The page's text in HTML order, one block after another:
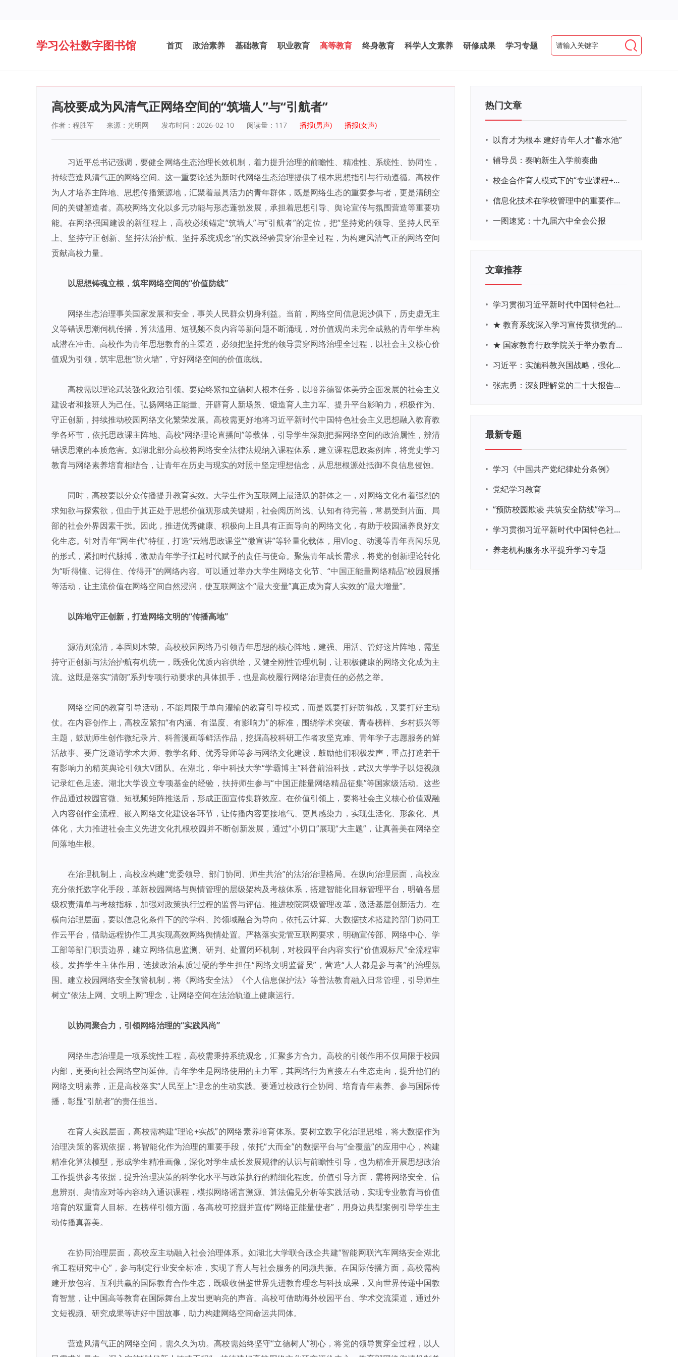
学习公社数字图书馆 首页 政治素养 基础教育 职业教育 高等教育 终身教育 科学人文素养 研修成果 学习专题
高校要成为风清气正网络空间的“筑墙人”与“引航者”
作者：程胜军 来源：光明网 发布时间：2026-02-10 阅读量： 117 播报(男声) 播报(女声)
习近平总书记强调，要健全网络生态治理长效机制，着力提升治理的前瞻性、精准性、系统性、协同性，
持续营造风清气正的网络空间。这一重要论述为新时代网络生态治理提供了根本思想指引与行动遵循。高校作
为人才培养主阵地、思想传播策源地，汇聚着最具活力的青年群体，既是网络生态的重要参与者，更是清朗空
间的关键塑造者。高校网络文化以多元功能与形态蓬勃发展，承担着思想引导、舆论宣传与氛围营造等重要功
能。在网络强国建设的新征程上，高校必须锚定“筑墙人”与“引航者”的定位，把“坚持党的领导、坚持人民至
上、坚持守正创新、坚持法治护航、坚持系统观念”的实践经验贯穿治理全过程，为构建风清气正的网络空间
贡献高校力量。
以思想铸魂立根，筑牢网络空间的“价值防线”
网络生态治理事关国家发展和安全，事关人民群众切身利益。当前，网络空间信息泥沙俱下，历史虚无主
义等错误思潮伺机传播，算法滥用、短视频不良内容等新问题不断涌现，对价值观尚未完全成熟的青年学生构
成潜在冲击。高校作为青年思想教育的主渠道，必须把坚持党的领导贯穿网络治理全过程，以社会主义核心价
值观为引领，筑牢思想“防火墙”，守好网络空间的价值底线。
高校需以理论武装强化政治引领。要始终紧扣立德树人根本任务，以培养德智体美劳全面发展的社会主义
建设者和接班人为己任。弘扬网络正能量、开辟育人新场景、锻造育人主力军、提升平台影响力，积极作为、
守正创新，持续推动校园网络文化繁荣发展。高校需更好地将习近平新时代中国特色社会主义思想融入教育教
学各环节，依托思政课主阵地、高校“网络理论直播间”等载体，引导学生深刻把握网络空间的政治属性，辨清
错误思潮的本质危害。如湖北部分高校将网络安全法律法规纳入课程体系，建立课程思政案例库，将党史学习
教育与网络素养培育相结合，让青年在历史与现实的对照中坚定理想信念，从思想根源处抵御不良信息侵蚀。
同时，高校要以分众传播提升教育实效。大学生作为互联网上最活跃的群体之一，对网络文化有着强烈的
求知欲与探索欲，但由于其正处于思想价值观形成关键期，社会阅历尚浅、认知有待完善，常易受到片面、局
部的社会外界因素干扰。因此，推进优秀健康、积极向上且具有正面导向的网络文化，有助于校园涵养良好文
化生态。针对青年“网生代”特征，打造“云端思政课堂”“微宣讲”等轻量化载体，用Vlog、动漫等青年喜闻乐见
的形式，紧扣时代脉搏，激励青年学子扛起时代赋予的责任与使命。聚焦青年成长需求，将党的创新理论转化
为“听得懂、记得住、传得开”的网络内容。可以通过举办大学生网络文化节、“中国正能量网络精品”校园展播
等活动，让主流价值在网络空间自然浸润，使互联网这个“最大变量”真正成为育人实效的“最大增量”。
以阵地守正创新，打造网络文明的“传播高地”
源清则流清，本固则木荣。高校校园网络乃引领青年思想的核心阵地，建强、用活、管好这片阵地，需坚
持守正创新与法治护航有机统一，既强化优质内容供给，又健全刚性管理机制，让积极健康的网络文化成为主
流。这既是落实“清朗”系列专项行动要求的具体抓手，也是高校履行网络治理责任的必然之举。
网络空间的教育引导活动，不能局限于单向灌输的教育引导模式，而是既要打好防御战，又要打好主动
仗。在内容创作上，高校应紧扣“有内涵、有温度、有影响力”的标准，围绕学术突破、青春榜样、乡村振兴等
主题，鼓励师生创作微纪录片、科普漫画等鲜活作品，挖掘高校科研工作者攻坚克难、青年学子志愿服务的鲜
活故事。要广泛邀请学术大师、教学名师、优秀导师等参与网络文化建设，鼓励他们积极发声，重点打造若干
有影响力的精英舆论引领大V团队。在湖北，华中科技大学“学霸博主”科普前沿科技，武汉大学学子以短视频
记录红色足迹。湖北大学设立专项基金的经验，扶持师生参与“中国正能量网络精品征集”等国家级活动。这些
作品通过校园官微、短视频矩阵推送后，形成正面宣传集群效应。在价值引领上，要将社会主义核心价值观融
入内容创作全流程、嵌入网络文化建设各环节，让传播内容更接地气、更具感染力，实现生活化、形象化、具
体化，大力推进社会主义先进文化扎根校园并不断创新发展，通过“小切口”展现“大主题”，让真善美在网络空
间落地生根。
在治理机制上，高校应构建“党委领导、部门协同、师生共治”的法治治理格局。在纵向治理层面，高校应
充分依托数字化手段，革新校园网络与舆情管理的层级架构及考核体系，搭建智能化目标管理平台，明确各层
级权责清单与考核指标，加强对政策执行过程的监督与评估。推进校院两级管理改革，激活基层创新活力。在
横向治理层面，要以信息化条件下的跨学科、跨领域融合为导向，依托云计算、大数据技术搭建跨部门协同工
作云平台，借助远程协作工具实现高效网络舆情处置。严格落实党管互联网要求，明确宣传部、网络中心、学
工部等部门职责边界，建立网络信息监测、研判、处置闭环机制，对校园平台内容实行“价值观标尺”全流程审
核。发挥学生主体作用，选拔政治素质过硬的学生担任“网络文明监督员”，营造“人人都是参与者”的治理氛
围。建立校园网络安全预警机制，将《网络安全法》《个人信息保护法》等普法教育融入日常管理，引导师生
树立“依法上网、文明上网”理念，让网络空间在法治轨道上健康运行。
以协同聚合力，引领网络治理的“实践风尚”
网络生态治理是一项系统性工程，高校需秉持系统观念，汇聚多方合力。高校的引领作用不仅局限于校园
内部，更要向社会网络空间延伸。青年学生是网络使用的主力军，其网络行为直接左右生态走向，提升他们的
网络文明素养，正是高校落实“人民至上”理念的生动实践。要通过校政行企协同、培育青年素养、参与国际传
播，彰显“引航者”的责任担当。
在育人实践层面，高校需构建“理论+实战”的网络素养培育体系。要树立数字化治理思维，将大数据作为
治理决策的客观依据，将智能化作为治理的重要手段，依托“大而全”的数据平台与“全覆盖”的应用中心，构建
精准化算法模型，形成学生精准画像，深化对学生成长发展规律的认识与前瞻性引导，也为精准开展思想政治
工作提供参考依据，提升治理决策的科学化水平与政策执行的精细化程度。价值引导方面，需将网络安全、信
息辨别、舆情应对等内容纳入通识课程，模拟网络谣言溯源、算法偏见分析等实践活动，实现专业教育与价值
培育的双重育人目标。在榜样引领方面，各高校可挖掘并宣传“网络正能量使者”，用身边典型案例引导学生主
动传播真善美。
在协同治理层面，高校应主动融入社会治理体系。如湖北大学联合政企共建“智能网联汽车网络安全湖北
省工程研究中心”，参与制定行业安全标准，实现了育人与社会服务的同频共振。在国际传播方面，高校需构
建开放包容、互利共赢的国际教育合作生态，既吸收借鉴世界先进教育理念与科技成果，又向世界传递中国教
育智慧，让中国高等教育在国际舞台上发出更响亮的声音。高校可借助海外校园平台、学术交流渠道，通过外
文短视频、研究成果等讲好中国故事，助力构建网络空间命运共同体。
营造风清气正的网络空间，需久久为功。高校需始终坚守“立德树人”初心，将党的领导贯穿全过程，以人
热门文章
• 以育才为根本 建好青年人才“蓄水池”
• 辅导员：奏响新生入学前奏曲
•
校企合作育人模式下的“专业课程+思政教育+党建活动”交叉融合的课程思政教学探索与实践
•
信息化技术在学校管理中的重要作用 ——以贵州省威宁民族中学和校园使用等为例
• 一图速览：十九届六中全会公报
文章推荐
•
学习贯彻习近平新时代中国特色社会主义思想主题教育网络培训
•
★ 教育系统深入学习宣传贯彻党的二十大精神学习专题
•
★ 国家教育行政学院关于举办教育系统深入学习宣传贯彻党的二十大精神专题网络培训的通知
•
习近平：实施科教兴国战略，强化现代化建设人才支撑
•
张志勇：深刻理解党的二十大报告关于教育的新思想、新战略、新要求
最新专题
• 学习《中国共产党纪律处分条例》
• 党纪学习教育
•
“预防校园欺凌 共筑安全防线”学习专题
•
学习贯彻习近平新时代中国特色社会主义思想主题教育
• 养老机构服务水平提升学习专题